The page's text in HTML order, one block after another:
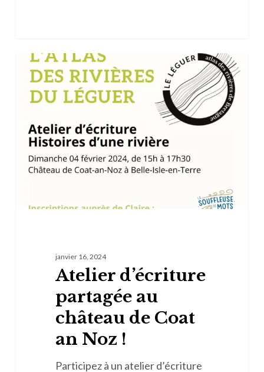
Atelier
d’écriture
partagée
château
Coat
janvier 16, 2024
Atelier d’écriture
partagée au
château de Coat
an Noz !
Participez à un atelier d’écriture